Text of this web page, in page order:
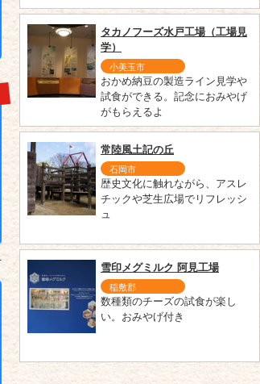
タカノフーズ水戸工場（工場見
学）
小美玉市
おかめ納豆の製造ライン見学や
試食ができる。記念におみやげ
がもらえるよ
常陸風土記の丘
石岡市
歴史文化に触れながら、アスレ
チックや芝生広場でリフレッシ
ュ
雪印メグミルク 阿見工場
稲敷郡
数種類のチーズの試食が楽し
い。おみやげ付き